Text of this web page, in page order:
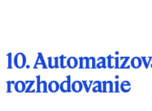
10.
rozhodovanie